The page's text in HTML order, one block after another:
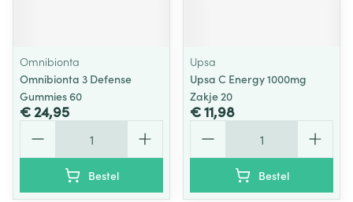
Omnibionta
Omnibionta 3 Defense
Gummies 60
€ 24,95
Bestel
Upsa
Upsa C Energy 1000mg
Zakje 20
€ 11,98
Bestel